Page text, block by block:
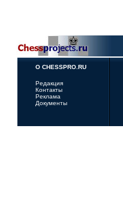
О CHESSPRO.RU
Редакция
Контакты
Реклама
Документы